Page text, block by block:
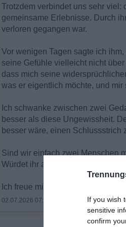
If you wish
sensitive
confirm
Trotzdem verbindet uns sehr
gemeinsame Erlebnisse. Durch
verloren gegangen war.
Vor wenigen Tagen sagte ich
seine Gefühle vielleicht nicht
dass mich seine
was er eigentlich möchte, und
Ich schwanke zwischen zwei
besser als diese Ungewissheit.
besser wäre, einen
Sind wir einfach zwei Menschen
Würdet ihr an meiner Stelle noch
Ich freue mich über ehrliche
02.07.2026 07:46